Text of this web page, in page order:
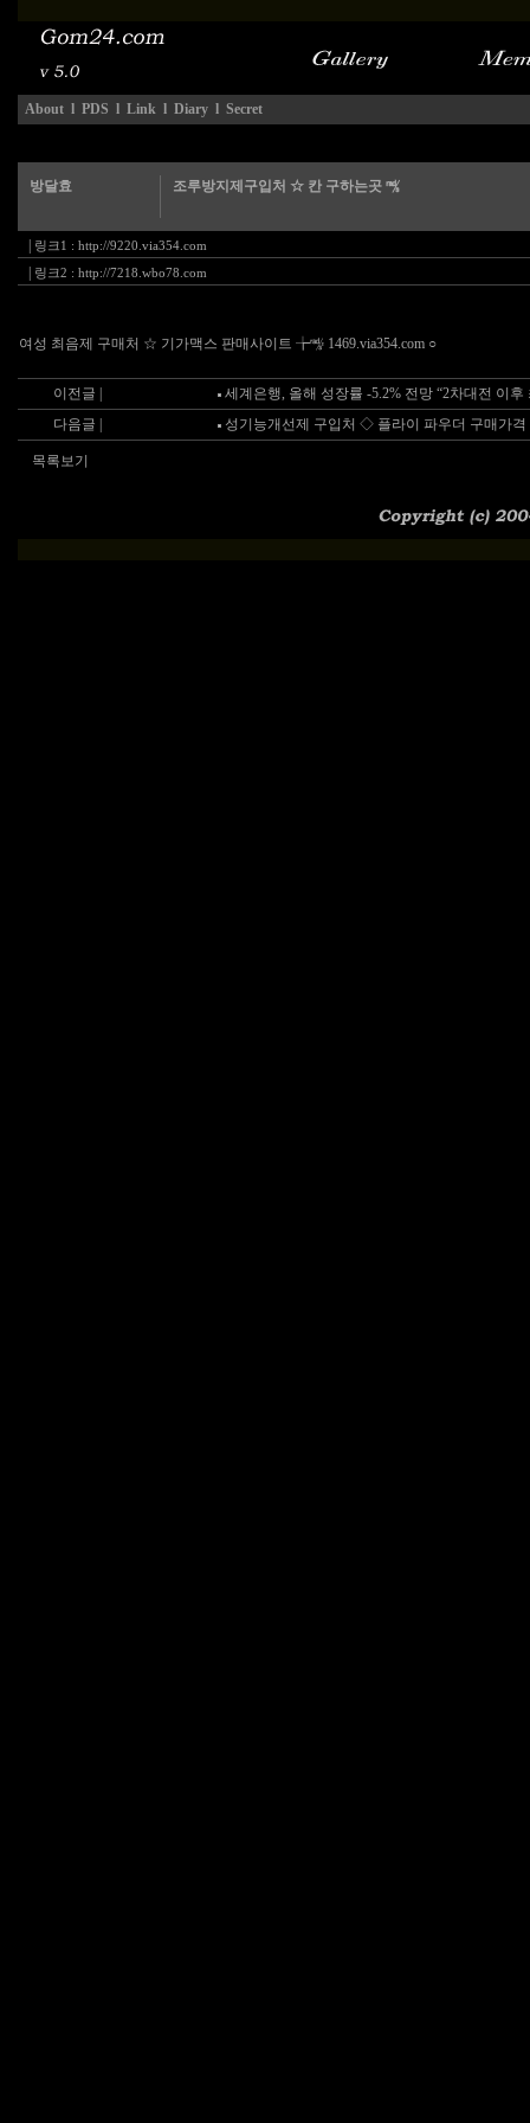
About l PDS l Link l Diary l Secret
방달효 조루방지제구입처 ☆ 칸 구하는곳 ㎮
링크1 : http://9220.via354.com
링크2 : http://7218.wbo78.com
여성 최음제 구매처 ☆ 기가맥스 판매사이트 ╆㎯ 1469.via354.com ○
이전글 |
세계은행, 올해 성장률 -5.2% 전망 “2차대전 이후
다음글 |
성기능개선제 구입처 ◇ 플라이 파우더 구매가
목록보기